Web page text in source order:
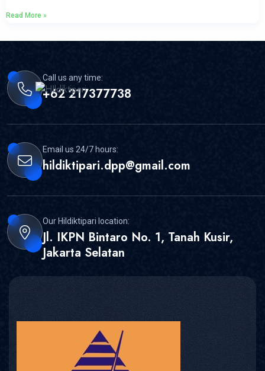
Read More »
Call us any time:
+62 217377738
Email us 24/7 hours:
hildiktipari.dpp@gmail.com
Our Hildiktipari location:
Jl. IKPN Bintaro No. 1, Tanah Kusir,
Jakarta Selatan